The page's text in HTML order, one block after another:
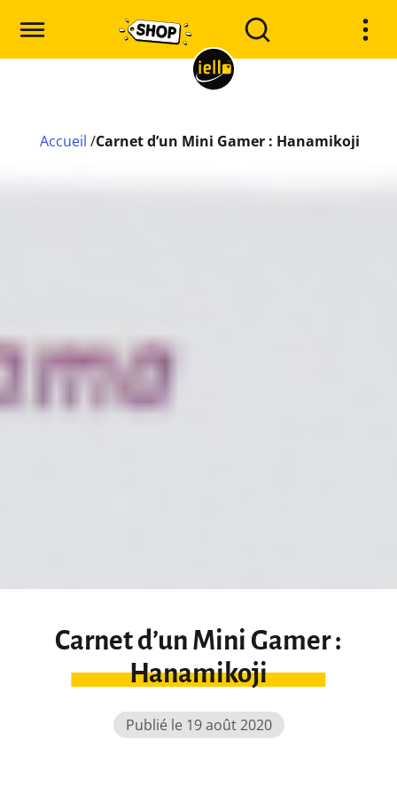
Accueil /Carnet d’un Mini Gamer : Hanamikoji
Carnet d’un Mini Gamer :
Hanamikoji
Publié le 19 août 2020